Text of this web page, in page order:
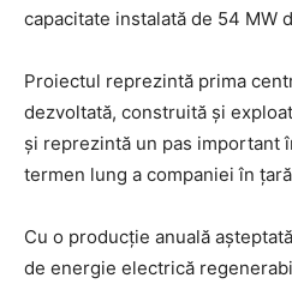
capacitate instalată de 54 MW
Proiectul reprezintă prima
dezvoltată, construită și
și reprezintă un pas important
termen lung a companiei în
Cu o producție anuală
de energie electrică